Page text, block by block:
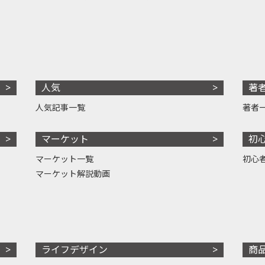
人気
人気記事一覧
マーケット
マーケット一覧
マーケット解説動画
著
著者
初
初心
ライフデザイン 商